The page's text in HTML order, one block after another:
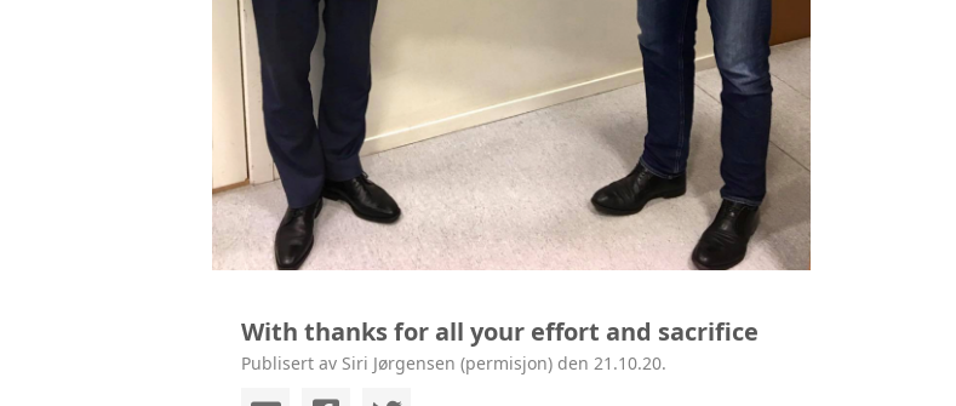
With thanks for all your effort and sacrifice
Publisert av Siri Jørgensen (permisjon) den 21.10.20.